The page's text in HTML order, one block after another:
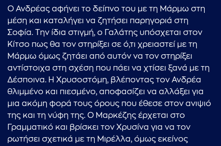
Ο Ανδρέας αφήνει το δείπνο του με τη Μάρμω στη
μέση και καταλήγει να ζητήσει παρηγοριά στη
Σοφία. Την ίδια στιγμή, ο Γαλάτης υπόσχεται στον
Κίτσο πως θα τον στηρίξει σε ό,τι χρειαστεί με τη
Μάρμω όμως ζητάει από αυτόν να τον στηρίξει
αντίστοιχα στη σχέση που πάει να χτίσει ξανά με τη
Δέσποινα. Η Χρυσοστόμη, βλέποντας τον Ανδρέα
θλιμμένο και πιεσμένο, αποφασίζει να αλλάξει για
μια ακόμη φορά τους όρους που έθεσε στον ανιψιό
της και τη νύφη της. Ο Μαρκέζης έρχεται στο
Γραμματικό και βρίσκει τον Χρυσίνα για να τον
ρωτήσει σχετικά με τη Μιρέλλα, όμως εκείνος